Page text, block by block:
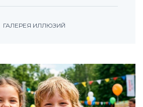
ГАЛЕРЕЯ ИЛЛЮЗИЙ